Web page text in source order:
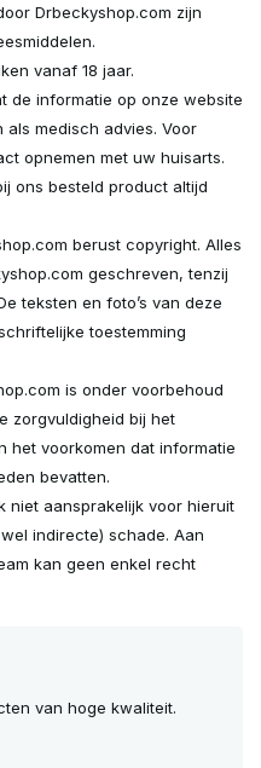
Drbeckyshop.com zijn
vanaf 18 jaar.
de informatie op onze website
medisch advies. Voor
opnemen met uw huisarts.
ons besteld product altijd
berust copyright. Alles
geschreven, tenzij
teksten en foto’s van deze
toestemming
is onder voorbehoud
zorgvuldigheid bij het
het voorkomen dat informatie
bevatten.
niet aansprakelijk voor hieruit
indirecte) schade. Aan
kan geen enkel recht
van hoge kwaliteit.